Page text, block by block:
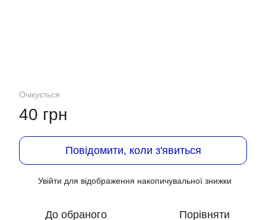
Очікується
40 грн
Повідомити, коли з'явиться
Увійти для відображення накопичувальної знижки
До обраного Порівняти